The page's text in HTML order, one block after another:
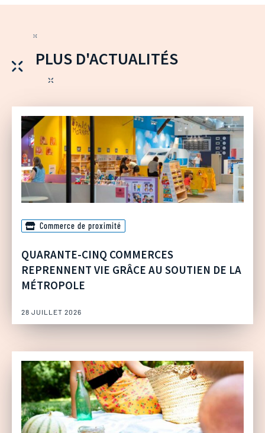
PLUS D'ACTUALITÉS
Commerce de proximité
QUARANTE-CINQ COMMERCES
REPRENNENT VIE GRÂCE AU SOUTIEN DE LA
MÉTROPOLE
28 JUILLET 2026